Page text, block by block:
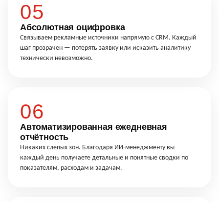
05
Абсолютная оцифровка
Связываем рекламные источники напрямую с CRM. Каждый
шаг прозрачен — потерять заявку или исказить аналитику
технически невозможно.
06
Автоматизированная ежедневная
отчётность
Никаких слепых зон. Благодаря ИИ-менеджменту вы
каждый день получаете детальные и понятные сводки по
показателям, расходам и задачам.